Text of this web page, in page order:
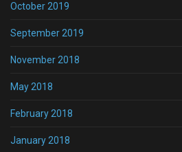
October 2019
September 2019
November 2018
May 2018
February 2018
January 2018